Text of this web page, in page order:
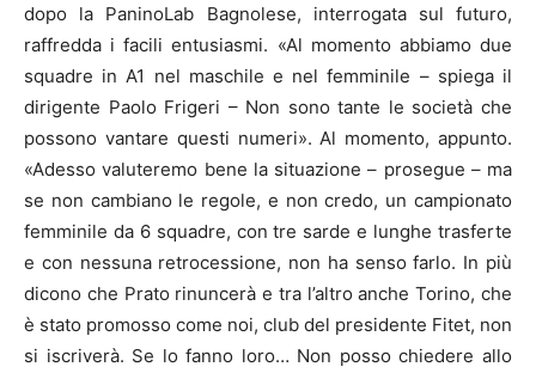
dopo la PaninoLab Bagnolese, interrogata sul futuro,
raffredda i facili entusiasmi. «Al momento abbiamo due
squadre in A1 nel maschile e nel femminile – spiega il
dirigente Paolo Frigeri – Non sono tante le società che
possono vantare questi numeri». Al momento, appunto.
«Adesso valuteremo bene la situazione – prosegue – ma
se non cambiano le regole, e non credo, un campionato
femminile da 6 squadre, con tre sarde e lunghe trasferte
e con nessuna retrocessione, non ha senso farlo. In più
dicono che Prato rinuncerà e tra l’altro anche Torino, che
è stato promosso come noi, club del presidente Fitet, non
si iscriverà. Se lo fanno loro… Non posso chiedere allo